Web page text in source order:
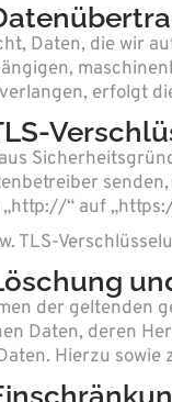
Daten, die wir
erfolgt
“ auf
TLS-
der geltenden
Daten, deren
Hierzu sowie